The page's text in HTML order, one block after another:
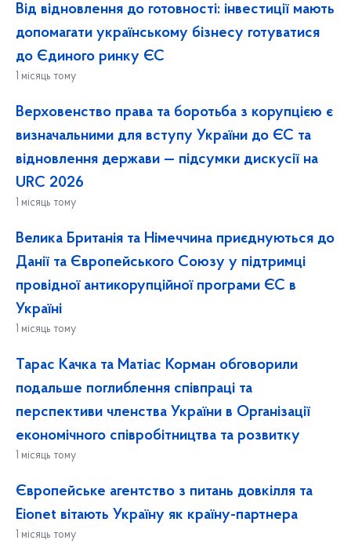
Від відновлення до готовності: інвестиції мають
допомагати українському бізнесу готуватися
до Єдиного ринку ЄС
1 місяць тому
Верховенство права та боротьба з корупцією є
визначальними для вступу України до ЄС та
відновлення держави — підсумки дискусії на
URC 2026
1 місяць тому
Велика Британія та Німеччина приєднуються до
Данії та Європейського Союзу у підтримці
провідної антикорупційної програми ЄС в
Україні
1 місяць тому
Тарас Качка та Матіас Корман обговорили
подальше поглиблення співпраці та
перспективи членства України в Організації
економічного співробітництва та розвитку
1 місяць тому
Європейське агентство з питань довкілля та
Eionet вітають Україну як країну-партнера
1 місяць тому